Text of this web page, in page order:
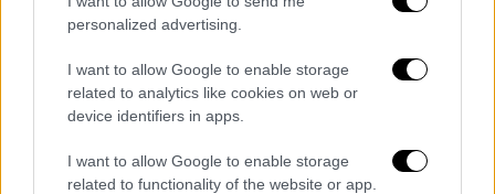
personalized advertising.
I want to allow Google to enable storage
related to analytics like cookies on web or
device identifiers in apps.
I want to allow Google to enable storage
related to functionality of the website or app.
Τρίκαλα
Ναζί
αρχαιολόγοι